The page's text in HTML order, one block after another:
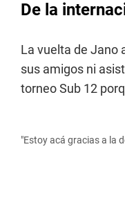
De la
La vuelta de Jano
sus amigos ni
torneo Sub 12
"Estoy acá gracias a la